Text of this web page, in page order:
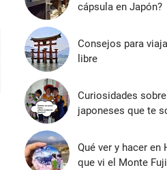
cápsula en Japón?
Consejos para
libre
Curiosidades
japoneses que te
Qué ver y hacer en
que vi el Monte Fuji